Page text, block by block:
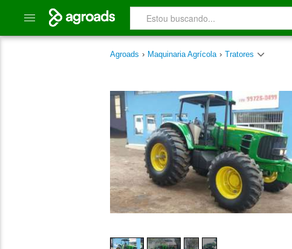
Agroads › Maquinaria Agrícola › Tratores